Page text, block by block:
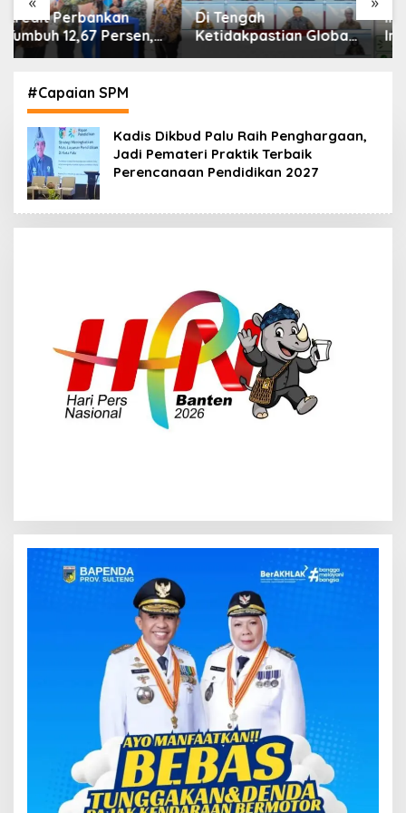
Di Tengah
Ketidakpastian Global,
OJK Pastikan
Keuangan Tetap
Terjaga
IHSG Menguat, Jumlah
Investor Pasar Modal
Tembus 30 Juta per
#Capaian SPM
Kadis Dikbud Palu Raih Penghargaan,
Jadi Pemateri Praktik Terbaik
Perencanaan Pendidikan 2027